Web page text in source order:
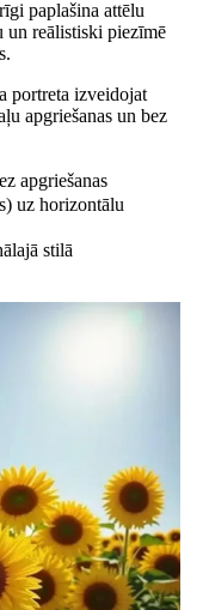
paplašina attēlu
un reālistiski piezīmē
portreta izveidojat
apgriešanas un bez
apgriešanas
uz horizontālu
stilā